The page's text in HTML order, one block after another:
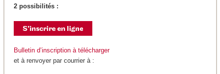
2 possibilités :
Bulletin d’inscription à télécharger
et à renvoyer par courrier à :